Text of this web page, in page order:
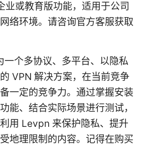
业或教育版功能，适用于公司
络环境。请咨询官方客服获取
个多协议、多平台、以隐私
VPN 解决方案，在当前竞争
一定的竞争力。通过掌握安装
能、结合实际场景进行测试，
用 Levpn 来保护隐私、提升
地理限制的内容。记得在购买